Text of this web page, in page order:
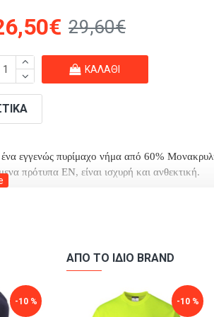
29,60€
ΚΑΛΆΘΙ
εγγενώς πυρίμαχο νήμα από 60%
πρότυπα EN, είναι ισχυρή και ανθεκτική.
-10 % -7 %
ΑΠΌ ΤΟ ΊΔΙΟ BRAND
-9 % -10 %